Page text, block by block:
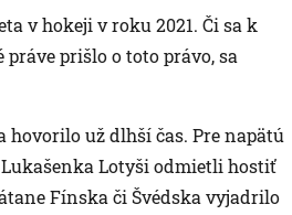
v hokeji v roku 2021. Či sa k
prišlo o toto právo, sa
hovorilo už dlhší čas. Pre napätú
Lotyši odmietli hostiť
Fínska či Švédska vyjadrilo